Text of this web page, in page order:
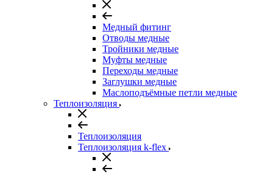
Медный фитинг
Отводы медные
Тройники медные
Муфты медные
Переходы медные
Заглушки медные
Маслоподъёмные петли медные
Теплоизоляция
Теплоизоляция
Теплоизоляция k-flex